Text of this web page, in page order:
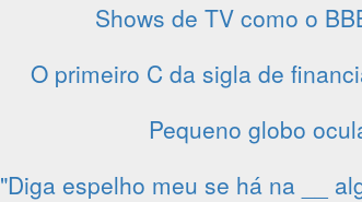
Shows de TV como o
O primeiro C da sigla de
Pequeno globo
"Diga espelho meu se há na __